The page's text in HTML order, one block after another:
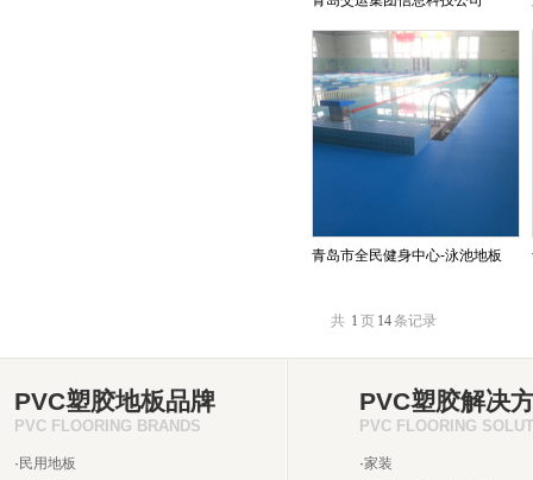
青岛市全民健身中心-泳池地板
共 1 页 14条记录
PVC塑胶地板品牌
PVC FLOORING BRANDS
· 民用地板
PVC塑胶解决
PVC FLOORING
·家装